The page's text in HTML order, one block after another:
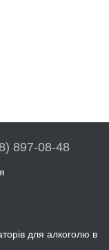
897-08-48
для алкоголю в